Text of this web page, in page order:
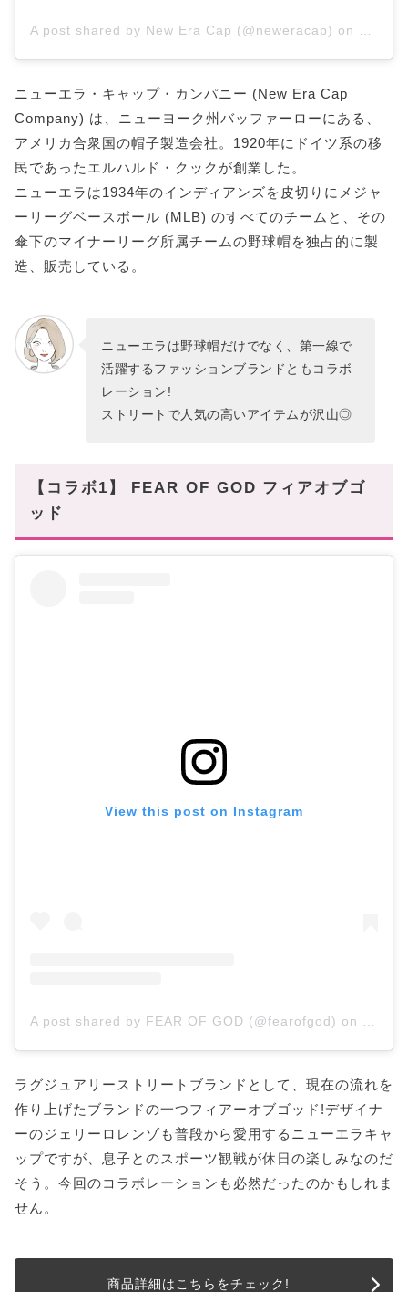
A post shared by New Era Cap (@neweracap) on
ニューエラ・キャップ・カンパニー (New Era Cap
Company) は、ニューヨーク州バッファーローにある、
アメリカ合衆国の帽子製造会社。1920年にドイツ系の移
民であったエルハルド・クックが創業した。
ニューエラは1934年のインディアンズを皮切りにメジャ
ーリーグベースボール (MLB) のすべてのチームと、その
傘下のマイナーリーグ所属チームの野球帽を独占的に製
造、販売している。
ニューエラは野球帽だけでなく、第一線で
活躍するファッションブランドともコラボ
レーション!
ストリートで人気の高いアイテムが沢山◎
【コラボ1】 FEAR OF GOD フィアオブゴ
ッド
View this post on Instagram
A post shared by FEAR OF GOD (@fearofgod) on
ラグジュアリーストリートブランドとして、現在の流れを
作り上げたブランドの一つフィアーオブゴッド!デザイナ
ーのジェリーロレンゾも普段から愛用するニューエラキャ
ップですが、息子とのスポーツ観戦が休日の楽しみなのだ
そう。今回のコラボレーションも必然だったのかもしれま
せん。
商品詳細はこちらをチェック!